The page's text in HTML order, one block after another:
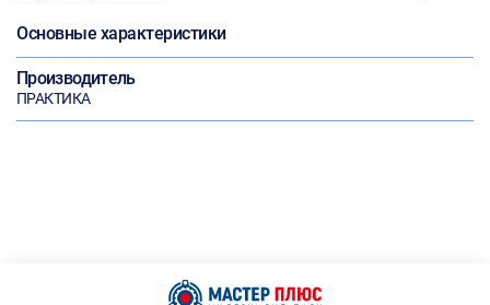
Основные характеристики
Производитель
ПРАКТИКА